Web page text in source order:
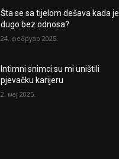
Šta se sa tijelom dešava kada je
dugo bez odnosa?
24. фебруар 2025.
Intimni snimci su mi uništili
pjevačku karijeru
2. мај 2025.